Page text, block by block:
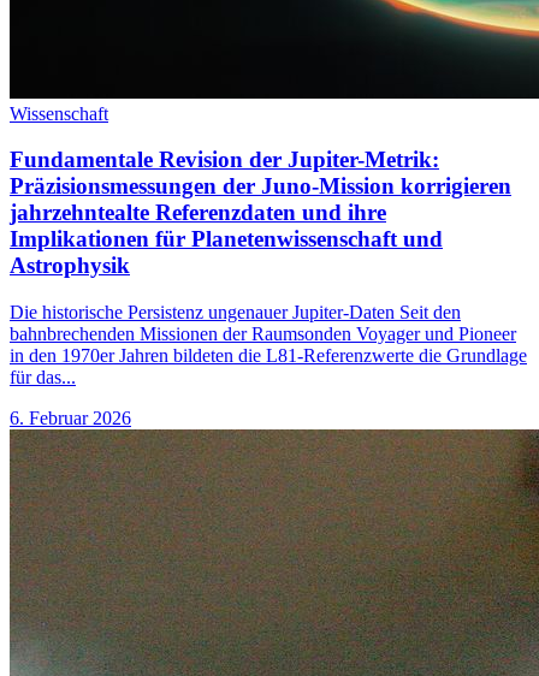
Wissenschaft
Fundamentale Revision der Jupiter-Metrik:
Präzisionsmessungen der Juno-Mission korrigieren
jahrzehntealte Referenzdaten und ihre
Implikationen für Planetenwissenschaft und
Astrophysik
Die historische Persistenz ungenauer Jupiter-Daten Seit den
bahnbrechenden Missionen der Raumsonden Voyager und Pioneer
in den 1970er Jahren bildeten die L81-Referenzwerte die Grundlage
für das...
6. Februar 2026